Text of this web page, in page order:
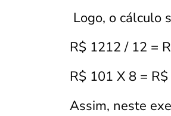
Logo, o cálculo
R$ 1212 / 12 =
R$ 101 X 8 =
Assim, neste